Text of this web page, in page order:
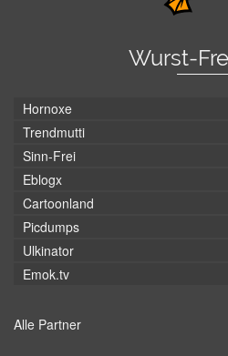
Wurst-
Hornoxe
Trendmutti
Sinn-Frei
Eblogx
Cartoonland
Picdumps
Ulkinator
Emok.tv
Alle Partner